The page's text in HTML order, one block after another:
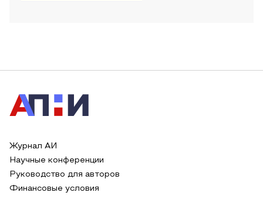
Журнал АИ
Научные конференции
Руководство для авторов
Финансовые условия